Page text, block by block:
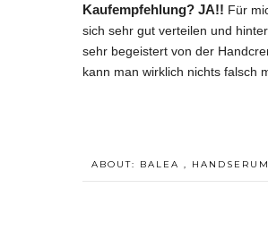
Kaufempfehlung? JA!! Für
sich sehr gut verteilen und
sehr begeistert von der
kann man wirklich nichts falsch
ABOUT: BALEA , HANDSERUM